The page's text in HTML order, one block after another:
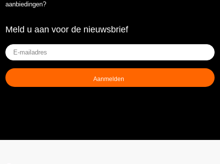
aanbiedingen?
Meld u aan voor de nieuwsbrief
E-
mailadres
(Vereist)